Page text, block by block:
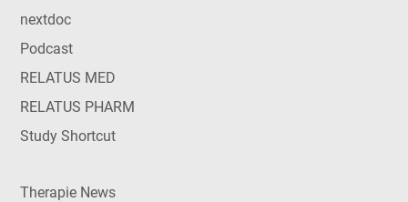
nextdoc
Podcast
RELATUS MED
RELATUS PHARM
Study Shortcut
Therapie News